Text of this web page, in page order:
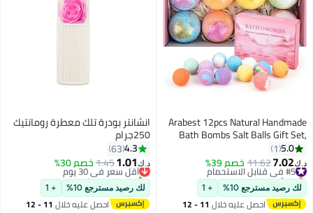
Arabest 12pcs Natural Handmade
Bath Bombs Salt Balls Gift Set,
with Sea Salt & Shea Butter,
Moisturizing Dry Skin, Stress
Relief, Bubble Bath, Perfect Care
Relaxing Spa Gifts for Women,
Men & Kids
5.0
1
د.ك‏7.02
11.62خصم 39% #5 في قنابل الاستحمام
بتخلّص بسرعة
#5 في قنابل الاستحمام
لك رصيد مسترجع 10% + 1
احصل عليه خلال 11 - 12
انشانتر بودرة تلك معطرة رومانتيك
250جرام
4.3
63
د.ك‏1.01
1.45خصم 30%أقل سعر في 30 يوم
تم بيع +20 مؤخرًا
أقل سعر في 30 يوم
لك رصيد مسترجع 10% + 1
احصل عليه خلال 11 - 12